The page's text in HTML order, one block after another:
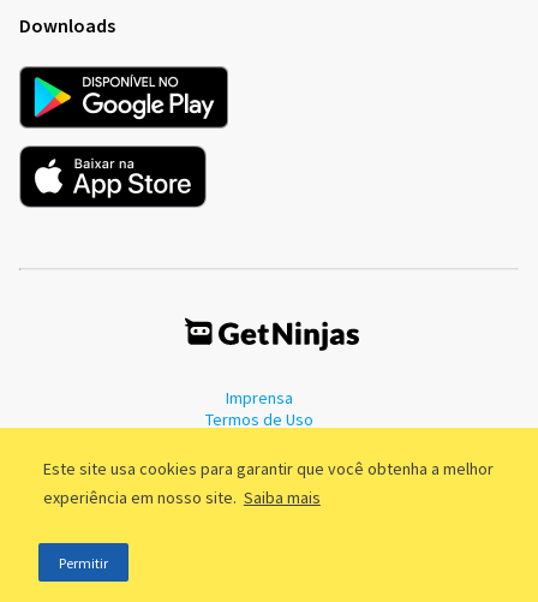
Este site usa cookies para garantir que você obtenha a melhor
experiência em nosso site. Saiba mais
Permitir
Downloads
Imprensa
Termos de Uso
©2011 - 2026, GetNinjas LTDA. CNPJ 55.744.877/0001-89 - Rua Dr.
Fernandes Coelho, 85 - 3º andar - São Paulo/SP - Brasil